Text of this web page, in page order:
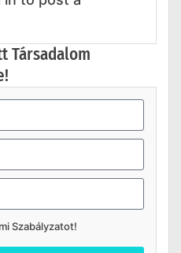
Társadalom
Szabályzatot!